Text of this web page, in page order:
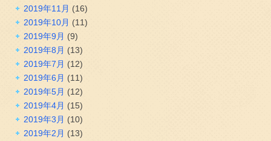
2019年11月 (16)
2019年10月 (11)
2019年9月 (9)
2019年8月 (13)
2019年7月 (12)
2019年6月 (11)
2019年5月 (12)
2019年4月 (15)
2019年3月 (10)
2019年2月 (13)